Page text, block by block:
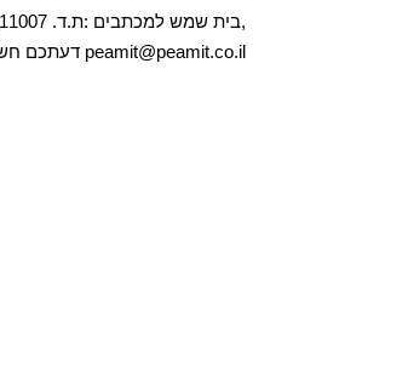
peamit@peamit.co.il דעתכם חשובה לנו מאוד נשמח לקבל מכם תגובות,...